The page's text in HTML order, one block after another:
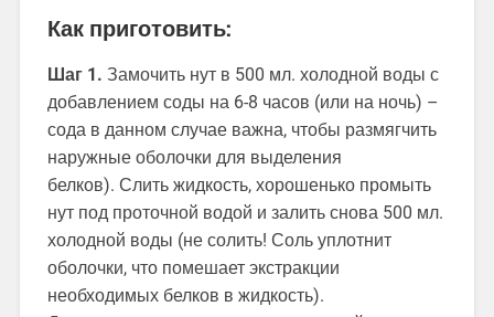
Как приготовить:
Шаг 1. Замочить нут в 500 мл. холодной воды с
добавлением соды на 6-8 часов (или на ночь) –
сода в данном случае важна, чтобы размягчить
наружные оболочки для выделения
белков). Слить жидкость, хорошенько промыть
нут под проточной водой и залить снова 500 мл.
холодной воды (не солить! Соль уплотнит
оболочки, что помешает экстракции
необходимых белков в жидкость).